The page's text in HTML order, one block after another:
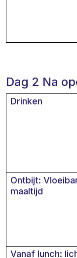
Dag 2 Na
Drinken
Ontbijt:
maaltijd
Vanaf lunch: